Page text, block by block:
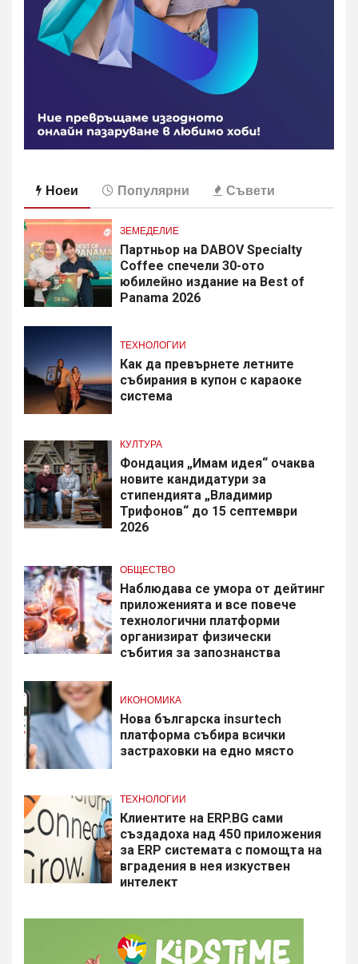
Ноеи Популярни Съвети
ЗЕМЕДЕЛИЕ
Партньор на DABOV Specialty
Coffee спечели 30-ото
юбилейно издание на Best of
Panama 2026
ТЕХНОЛОГИИ
Как да превърнете летните
събирания в купон с караоке
система
КУЛТУРА
Фондация „Имам идея“ очаква
новите кандидатури за
стипендията „Владимир
Трифонов“ до 15 септември
2026
ОБЩЕСТВО
Наблюдава се умора от дейтинг
приложенията и все повече
технологични платформи
организират физически
събития за запознанства
ИКОНОМИКА
Нова българска insurtech
платформа събира всички
застраховки на едно място
ТЕХНОЛОГИИ
Клиентите на ERP.BG сами
създадоха над 450 приложения
за ERP системата с помощта на
вградения в нея изкуствен
интелект